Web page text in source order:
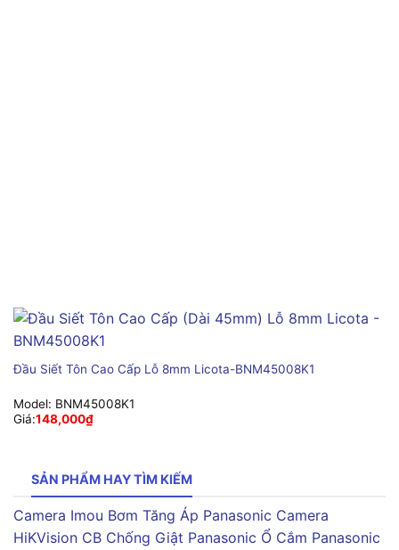
Đầu Siết Tôn Cao Cấp Lỗ 8mm Licota-BNM45008K1
Model: BNM45008K1
Giá:148,000₫
SẢN PHẨM HAY TÌM KIẾM
Camera Imou Bơm Tăng Áp Panasonic Camera
HiKVision CB Chống Giật Panasonic Ổ Cắm Panasonic